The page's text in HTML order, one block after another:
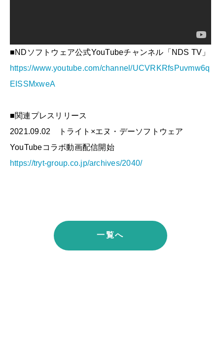
■NDソフトウェア公式YouTubeチャンネル「NDS TV」
https://www.youtube.com/channel/UCVRKRfsPuvmw6q
EISSMxweA
■関連プレスリリース
2021.09.02 トライト×エヌ・デーソフトウェア
YouTubeコラボ動画配信開始
https://tryt-group.co.jp/archives/2040/
一覧へ